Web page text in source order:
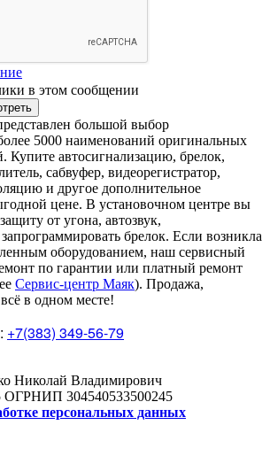
в этом сообщении
большой выбор
5000 наименований оригинальных
Купите автосигнализацию, брелок,
сабвуфер, видеорегистратор,
и другое дополнительное
цене. В установочном центре вы
от угона, автозвук,
брелок. Если возникла
оборудованием, наш сервисный
по гарантии или платный ремонт
Сервис-центр Маяк). Продажа,
в одном месте!
+7(383) 349-56-79
Николай Владимирович
304540533500245
персональных данных